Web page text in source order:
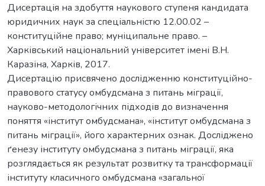
Дисертація на здобуття наукового ступеня кандидата
юридичних наук за спеціальністю 12.00.02 –
конституційне право; муніципальне право. –
Харківський національний університет імені В.Н.
Каразіна, Харків, 2017.
Дисертацію присвячено дослідженню конституційно-
правового статусу омбудсмана з питань міграції,
науково-методологічних підходів до визначення
поняття «інститут омбудсмана», «інститут омбудсмана з
питань міграції», його характерних ознак. Досліджено
ґенезу інституту омбудсмана з питань міграції, яка
розглядається як результат розвитку та трансформації
інституту класичного омбудсмана «загальної